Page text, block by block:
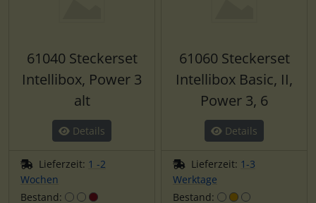
61040 Steckerset
Intellibox, Power 3
alt
Details
Lieferzeit: 1 -2
Wochen
Bestand:
61060 Steckerset
Intellibox Basic, II,
Power 3, 6
Details
Lieferzeit: 1-3
Werktage
Bestand: